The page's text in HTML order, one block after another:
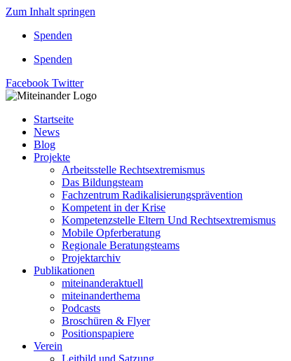
Zum Inhalt springen
Spenden
Spenden
Facebook Twitter
Startseite
News
Blog
Projekte
Arbeitsstelle Rechtsextremismus
Das Bildungsteam
Fachzentrum Radikalisierungsprävention
Kompetent in der Krise
Kompetenzstelle Eltern Und Rechtsextremismus
Mobile Opferberatung
Regionale Beratungsteams
Projektarchiv
Publikationen
miteinanderaktuell
miteinanderthema
Podcasts
Broschüren & Flyer
Positionspapiere
Verein
Leitbild und Satzung